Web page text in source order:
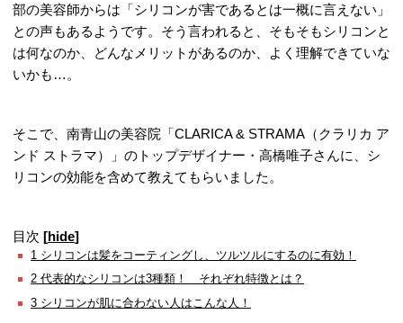
部の美容師からは「シリコンが害であるとは一概に言えない」
との声もあるようです。そう言われると、そもそもシリコンと
は何なのか、どんなメリットがあるのか、よく理解できていな
いかも…。
そこで、南青山の美容院「CLARICA & STRAMA（クラリカ ア
ンド ストラマ）」のトップデザイナー・高橋唯子さんに、シ
リコンの効能を含めて教えてもらいました。
目次 [hide]
1 シリコンは髪をコーティングし、ツルツルにするのに有効！
2 代表的なシリコンは3種類！ それぞれ特徴とは？
3 シリコンが肌に合わない人はこんな人！